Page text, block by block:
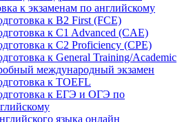
к экзаменам по английскому
к B2 First (FCE)
к C1 Advanced (CAE)
к C2 Proficiency (CPE)
к General Training/Academic
международный экзамен
к TOEFL
к ЕГЭ и ОГЭ по
языка онлайн